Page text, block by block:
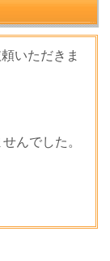
いただきま
んでした。